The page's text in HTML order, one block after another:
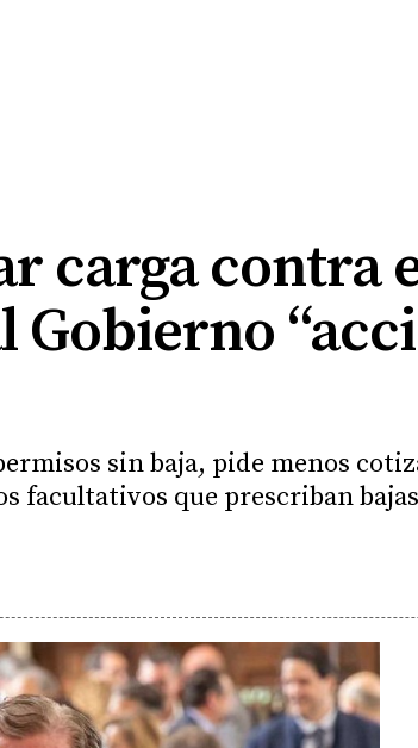
carga contra
Gobierno
sin baja, pide menos
facultativos que prescriban